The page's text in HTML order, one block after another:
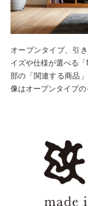
オープンタイプ、引
イズや仕様が選べる
部の「関連する商品
像はオープンタイプの